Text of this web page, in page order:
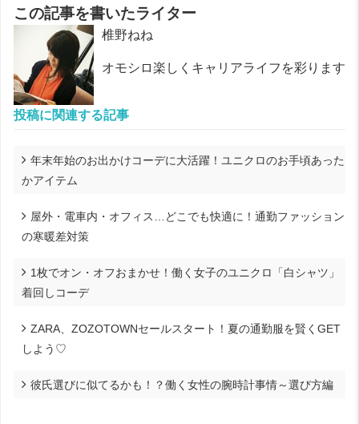
この記事を書いたライター
椎野ねね
オモシロ楽しくキャリアライフを彩ります
投稿に関連する記事
年末年始のお出かけコーデに大活躍！ユニクロのお手頃あった
かアイテム
屋外・電車内・オフィス…どこでも快適に！通勤ファッション
の寒暖差対策
1枚でオン・オフおまかせ！働く女子のユニクロ「白シャツ」
着回しコーデ
ZARA、ZOZOTOWNセールスタート！夏の通勤服を賢くGET
しよう♡
彼氏選びに似てるかも！？働く女性の腕時計事情～選び方編